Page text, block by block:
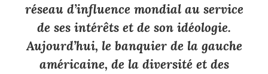
réseau d’influence mondial au service
de ses intérêts et de son idéologie.
Aujourd’hui, le banquier de la gauche
américaine, de la diversité et des